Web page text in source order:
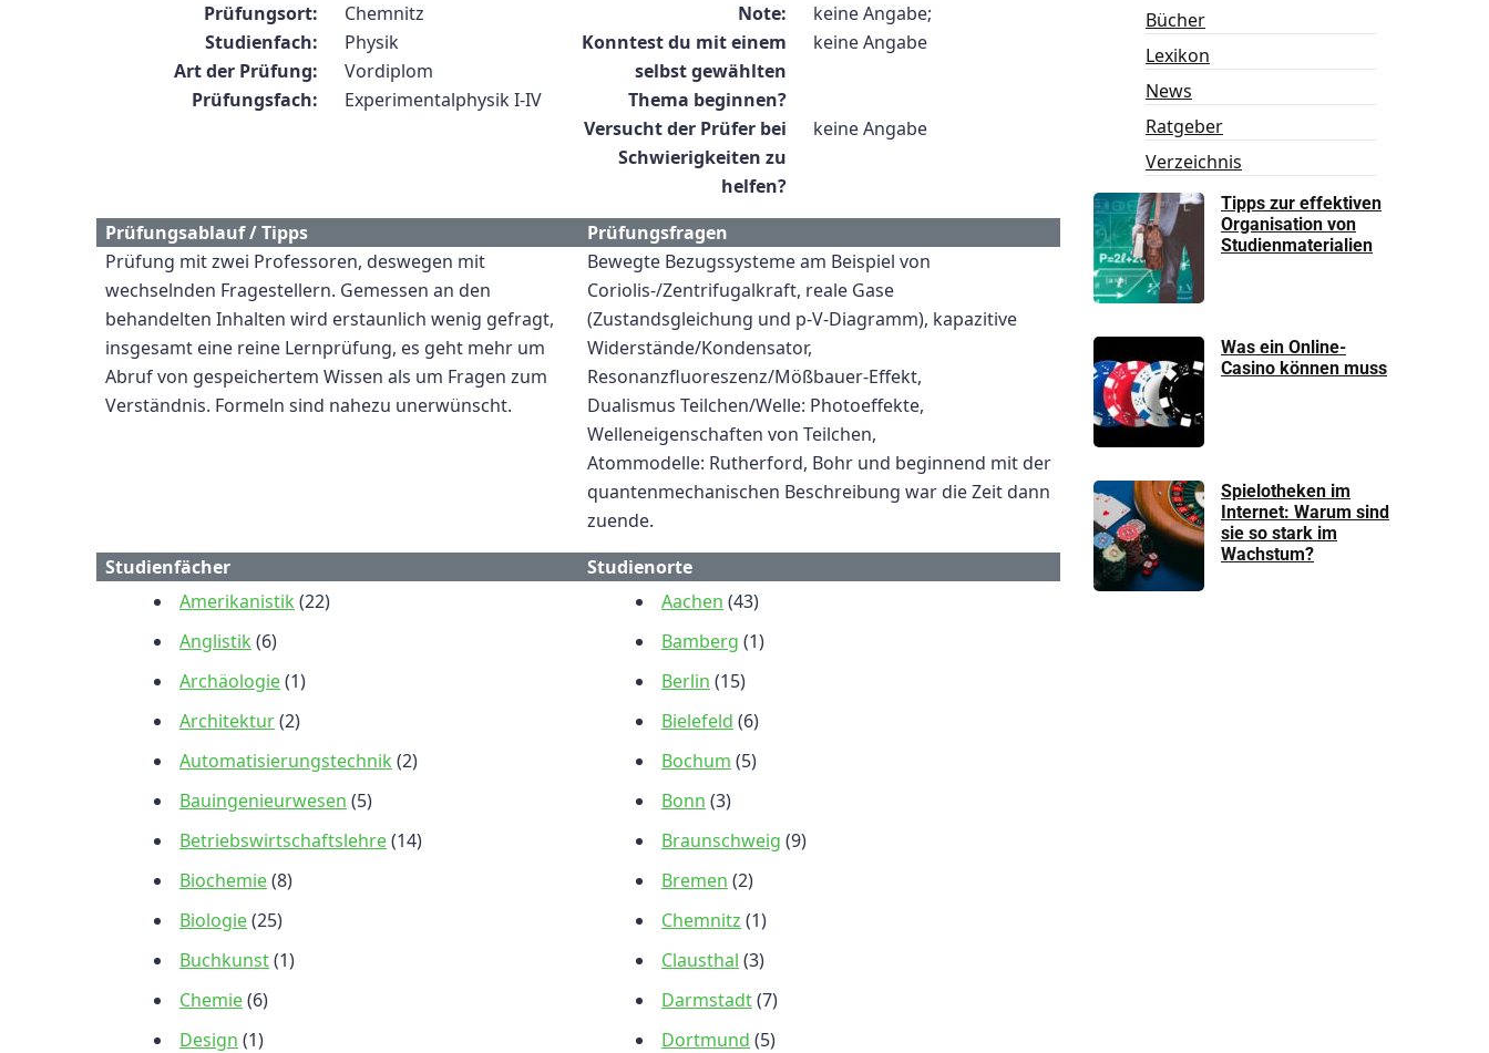
Prüfungsort:
Chemnitz
Studienfach:
Physik
Art der Prüfung:
Vordiplom
Prüfungsfach:
Experimentalphysik I-IV
Note:
keine Angabe;
Konntest du mit einem
selbst gewählten
Thema beginnen?
keine Angabe
Versucht der Prüfer bei
Schwierigkeiten zu
helfen?
keine Angabe
Prüfungsablauf / Tipps
Prüfung mit zwei Professoren, deswegen mit
wechselnden Fragestellern. Gemessen an den
behandelten Inhalten wird erstaunlich wenig gefragt,
insgesamt eine reine Lernprüfung, es geht mehr um
Abruf von gespeichertem Wissen als um Fragen zum
Verständnis. Formeln sind nahezu unerwünscht.
Prüfungsfragen
Bewegte Bezugssysteme am Beispiel von
Coriolis-/Zentrifugalkraft, reale Gase
(Zustandsgleichung und p-V-Diagramm), kapazitive
Widerstände/Kondensator,
Resonanzfluoreszenz/Mößbauer-Effekt,
Dualismus Teilchen/Welle: Photoeffekte,
Welleneigenschaften von Teilchen,
Atommodelle: Rutherford, Bohr und beginnend mit der
quantenmechanischen Beschreibung war die Zeit dann
zuende.
Studienfächer
Amerikanistik (22)
Anglistik (6)
Archäologie(1)
Architektur(2)
Automatisierungstechnik (2)
Bauingenieurwesen (5)
Betriebswirtschaftslehre(14)
Biochemie(8)
Biologie(25)
Buchkunst(1)
Chemie(6)
Design (1)
Studienorte
Aachen (43)
Bamberg (1)
Berlin (15)
Bielefeld (6)
Bochum (5)
Bonn (3)
Braunschweig (9)
Bremen (2)
Chemnitz (1)
Clausthal (3)
Darmstadt(7)
Dortmund (5)
Bücher
Lexikon
News
Ratgeber
Verzeichnis
Tipps zur effektiven
Organisation von
Studienmaterialien
Was ein Online-
Casino können muss
Spielotheken im
Internet: Warum sind
sie so stark im
Wachstum?